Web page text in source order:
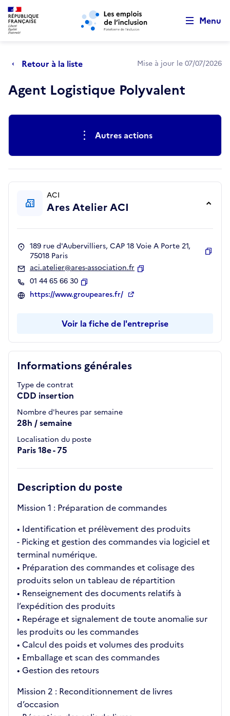
Aller au menu principal Aller au contenu principal
Menu
Retour à la liste Mise à jour le 07/07/2026
Agent Logistique Polyvalent
Actions rapidesAutres actions
Informations générales
Type de contrat
CDD insertion
Nombre d'heures par semaine
28h / semaine
Localisation du poste
Paris 18e - 75
Description du poste
Mission 1 : Préparation de commandes
• Identification et prélèvement des produits
- Picking et gestion des commandes via logiciel et
terminal numérique.
• Préparation des commandes et colisage des
produits selon un tableau de répartition
• Renseignement des documents relatifs à
l’expédition des produits
• Repérage et signalement de toute anomalie sur
les produits ou les commandes
• Calcul des poids et volumes des produits
• Emballage et scan des commandes
• Gestion des retours
Mission 2 : Reconditionnement de livres
d’occasion
ACI
Ares Atelier ACI
189 rue d'Aubervilliers, CAP 18 Voie A Porte 21,
75018 Paris
aci.atelier@ares-association.fr
01 44 65 66 30
Copier
https://www.groupeares.fr/
Voir la fiche de l'entreprise
Retour au début de la page
Panneau de gestion des cookies